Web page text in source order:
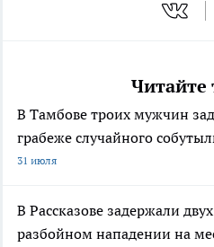
Читайте
В Тамбове троих мужчин
грабеже случайного
31 июля
В Рассказове задержали
разбойном нападении на